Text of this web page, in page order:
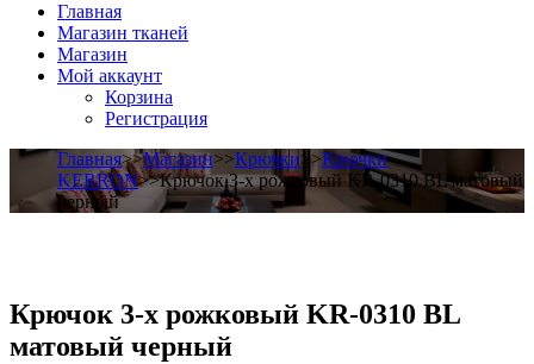
Главная
Магазин тканей
Магазин
Мой аккаунт
Корзина
Регистрация
Главная>>Магазин>>Крючки>>Крючки
KERRON>>Крючок 3-х рожковый KR-0310 BL матовый
черный
Крючок 3-х рожковый KR-0310 BL
матовый черный